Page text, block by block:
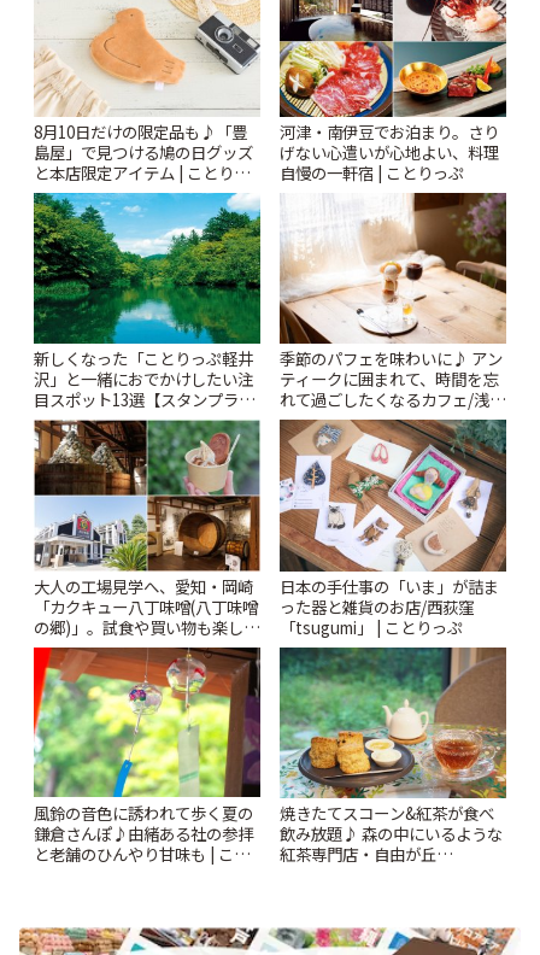
8月10日だけの限定品も♪「豊
島屋」で見つける鳩の日グッズ
と本店限定アイテム | ことりっ
ぷ
河津・南伊豆でお泊まり。さり
げない心遣いが心地よい、料理
自慢の一軒宿 | ことりっぷ
新しくなった「ことりっぷ軽井
沢」と一緒におでかけしたい注
目スポット13選【スタンプラリ
ー開催中】 | ことりっぷ
季節のパフェを味わいに♪ アン
ティークに囲まれて、時間を忘
れて過ごしたくなるカフェ/浅草
「annorum cafe」 | ことりっぷ
大人の工場見学へ、愛知・岡崎
「カクキュー八丁味噌(八丁味噌
の郷)」。試食や買い物も楽しみ
♪ | ことりっぷ
日本の手仕事の「いま」が詰ま
った器と雑貨のお店/西荻窪
「tsugumi」 | ことりっぷ
風鈴の音色に誘われて歩く夏の
鎌倉さんぽ♪由緒ある社の参拝
と老舗のひんやり甘味も | こと
焼きたてスコーン&紅茶が食べ
飲み放題♪ 森の中にいるような
紅茶専門店・自由が丘